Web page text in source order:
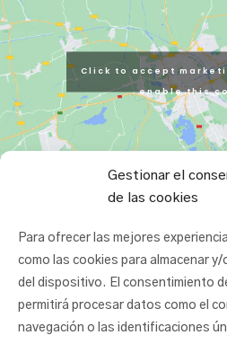
Gestionar el
de las cookies
Para ofrecer las mejores
como las cookies para almacenar
del dispositivo. El consentimiento
permitirá procesar datos como el
navegación o las identificaciones
Click to accept
enable this